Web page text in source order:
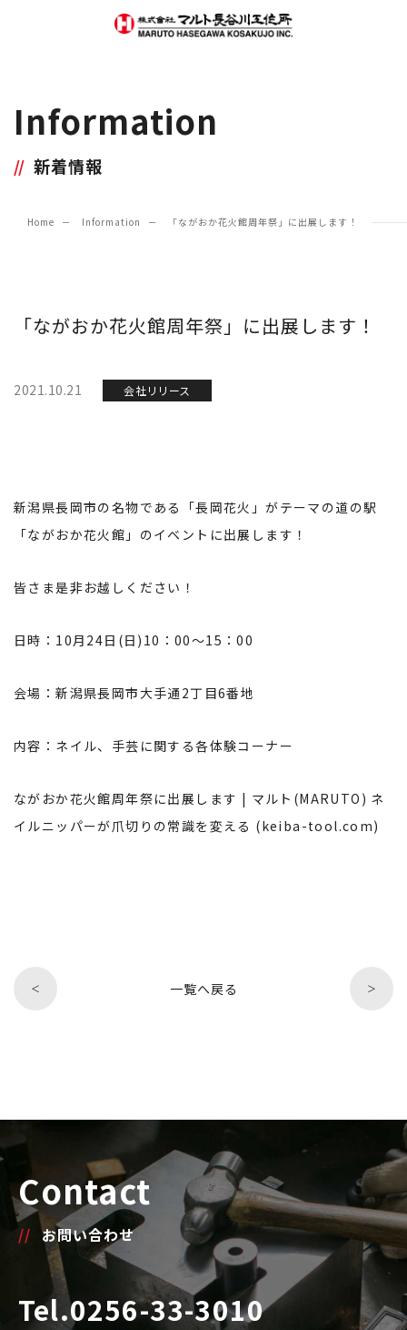
Information
新着情報
Home Information 「ながおか花火館周年祭」に出展します！
「ながおか花火館周年祭」に出展します！
2021.10.21 会社リリース
新潟県長岡市の名物である「長岡花火」がテーマの道の駅
「ながおか花火館」のイベントに出展します！
皆さま是非お越しください！
日時：10月24日(日)10：00～15：00
会場：新潟県長岡市大手通2丁目6番地
内容：ネイル、手芸に関する各体験コーナー
ながおか花火館周年祭に出展します | マルト(MARUTO) ネ
イルニッパーが爪切りの常識を変える (keiba-tool.com)
＜ 一覧へ戻る ＞
Contact
お問い合わせ
Tel.0256-33-3010